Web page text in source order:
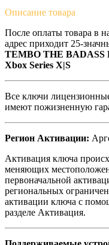
Описание товара
После оплаты товара в
адрес приходит 25-
TEMBO THE BADASS
Xbox Series X|S
Все ключи
имеют пожизненную
Регион Активации:
Активация ключа
меняющих
первоначальной
региональных
активации ключа с
разделе Активация.